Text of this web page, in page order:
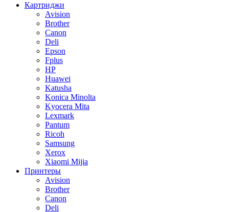
Картриджи
Avision
Brother
Canon
Deli
Epson
Fplus
HP
Huawei
Katusha
Konica Minolta
Kyocera Mita
Lexmark
Pantum
Ricoh
Samsung
Xerox
Xiaomi Mijia
Принтеры
Avision
Brother
Canon
Deli